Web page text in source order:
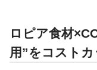
ロピア食材
用”をコストカ